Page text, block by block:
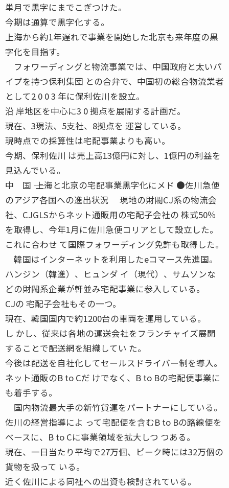
単月で黒字にまでこぎつけた。
今期は通算で黒字化する。
上海から約1年遅れで事業を開始した北京も来年度の黒
字化を目指す。
フォワーディングと物流事業では、中国政府と太いパ
イプを持つ保利集団 との合弁で、中国初の総合物流業者
として2 0 0 3 年に保利佐川を設立。
沿 岸地区を中心に3 0 拠点を展開する計画だ。
現在、3現法、5支社、8拠点を 運営している。
現時点での採算性は宅配事業よりも高い。
今期、保利佐川 は売上高13億円に対し、1億円の利益を
見込んでいる。
中 国 ―― 上海と北京の宅配事業黒字化にメド ●佐川急便
のアジア各国への進出状況 現地の財閥CJ系の物流会
社、CJGLSからネット通販用の宅配子会社の 株式50％
を取得し、今年1月に佐川急便コリアとして設立した。
これに合わせ て国際フォワーディング免許も取得した。
韓国はインターネットを利用したeコマース先進国。
ハンジン（韓進）、ヒュンダ イ（現代）、サムソンな
どの財閥系企業が軒並み宅配事業に参入している。
CJの 宅配子会社もその一つ。
現在、韓国国内で約1200台の車両を運用している。
し かし、従来は各地の運送会社をフランチャイズ展開
することで配送網を組織してい た。
今後は配送を自社化してセールスドライバー制を導入。
ネット通販のB to Cだ けでなく、B to Bの宅配便事業に
も着手する。
国内物流最大手の新竹貨運をパートナーにしている。
佐川の経営指導によ って宅配便を含むB to Bの路線便を
ベースに、B to Cに事業領域を拡大しつ つある。
現在、一日当たり平均で27万個、ピーク時には32万個の
貨物を扱って いる。
近く佐川による同社への出資も検討されている。